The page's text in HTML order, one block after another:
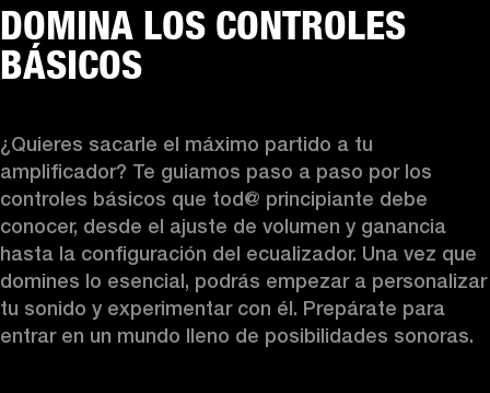
DOMINA LOS CONTROLES
BÁSICOS
¿Quieres sacarle el máximo partido a tu
amplificador? Te guiamos paso a paso por los
controles básicos que tod@ principiante debe
conocer, desde el ajuste de volumen y ganancia
hasta la configuración del ecualizador. Una vez que
domines lo esencial, podrás empezar a personalizar
tu sonido y experimentar con él. Prepárate para
entrar en un mundo lleno de posibilidades sonoras.